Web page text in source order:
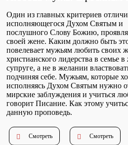
Тематические
Библейская
Библейская
Один из главных критериев
исполняющегося Духом Святым и
послушного Слову Божию,
своей жене. Каким должно быть
повелевает мужьям любить своих
христианского лидерства в семье
супруге, а не в желании
подчиняя себе. Мужьям, которые
исполняясь Духом Святым нужно
мирские заблуждения и учиться
говорит Писание. Как этому
данную проповедь.
Смотреть Смотреть